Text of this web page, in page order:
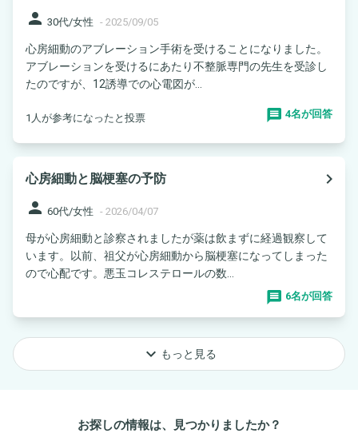
person 30代/女性 - 2025/09/05
心房細動のアブレーション手術を受けることになりました。
アブレーションを受けるにあたり不整脈専門の先生を受診し
たのですが、12誘導での心電図が...
1人が参考になったと投票 4名が回答
心房細動と脳梗塞の予防
navigate_next
person 60代/女性 - 2026/04/07
母が心房細動と診察されましたが薬は飲まずに経過観察して
います。以前、祖父が心房細動から脳梗塞になってしまった
ので心配です。悪玉コレステロールの数...
6名が回答
keyboard_arrow_down もっと見る
お探しの情報は、見つかりましたか？